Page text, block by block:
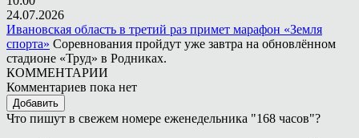
24.07.2026
Ивановская область в третий раз примет марафон «Земля
спорта» Соревнования пройдут уже завтра на обновлённом
стадионе «Труд» в Родниках.
КОММЕНТАРИИ
Комментариев пока нет
Добавить
Что пишут в свежем номере еженедельника "168 часов"?